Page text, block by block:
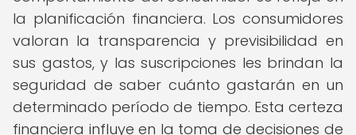
la planificación financiera. Los consumidores
valoran la transparencia y previsibilidad en
sus gastos, y las suscripciones les brindan la
seguridad de saber cuánto gastarán en un
determinado período de tiempo. Esta certeza
financiera influye en la toma de decisiones de